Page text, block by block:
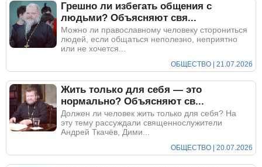
Грешно ли избегать общения с
людьми? Объясняют свя...
Можно ли православному человеку сторониться
людей, если общаться неполезно, неприятно
или не хочется...
ОБЩЕСТВО | 21.07.2026
Жить только для себя — это
нормально? Объясняют св...
Должен ли человек жить только для себя? На
эту тему рассуждали священнослужители
Андрей Ткачёв, Дими...
ОБЩЕСТВО | 20.07.2026